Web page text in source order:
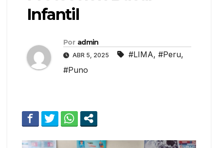
Infantil
Por admin
ABR 5, 2025 #LIMA, #Peru,
#Puno